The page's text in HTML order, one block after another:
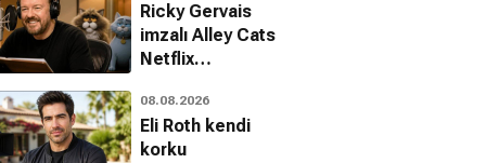
Ricky Gervais
imzalı Alley Cats
Netflix
eklendi
08.08.2026
Eli Roth kendi
korku